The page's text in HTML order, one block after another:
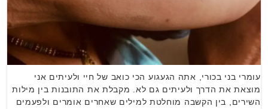
עומרי בני בכורי, אתה הגעגוע הכי כואב של חיי ולעיתים אני
מוצאת את הדרך ולעיתים גם לא. מקבלת את התובנות בין מילות
השירים, בין הקשבה מוחלטת למילים שאחרים אומרים ולפעמים